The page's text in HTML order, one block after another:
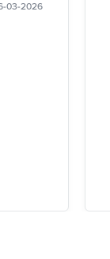
03-2026